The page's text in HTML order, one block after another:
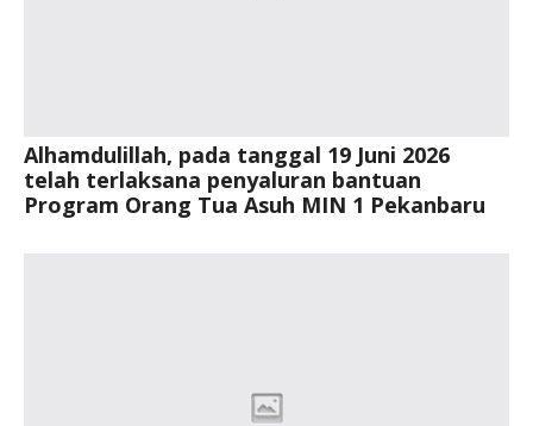
Alhamdulillah, pada tanggal 19 Juni 2026
telah terlaksana penyaluran bantuan
Program Orang Tua Asuh MIN 1 Pekanbaru